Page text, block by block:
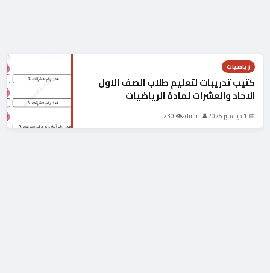
رياضيات
كتيب تدريبات لتعليم طلاب الصف الاول
الاحاد والعشرات لمادة الرياضيات
📅 1 ديسمبر 2025 👤 admin
👁 230